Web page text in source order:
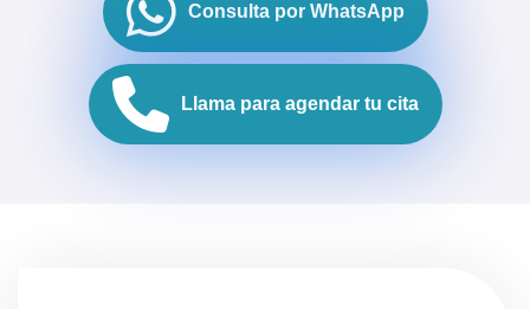
Consulta por WhatsApp
Llama para agendar tu cita